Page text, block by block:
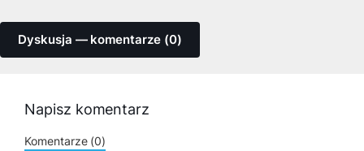
Dyskusja — komentarze (0)
Napisz komentarz
Komentarze (0)